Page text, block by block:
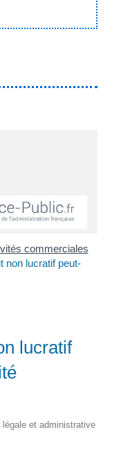
commerciales
non lucratif peut-
lucratif
et administrative